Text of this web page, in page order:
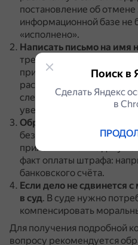
постановление об отмене
информационной базе не
«исполнено».
Написать письмо на имя
требованием снятия
приложить постановление
распечатку электронной
следует ценным письмом
уведомлением о
Обратиться в прокуратуру
бездействие пристава.К
приложить копию
факт оплаты штрафа:
банковского счёта.
Если дело не сдвинется
в суд. В суде нужно
компенсировать
Для получения подробной
вопросу рекомендуется
Поиск в
Сделать Яндекс
в